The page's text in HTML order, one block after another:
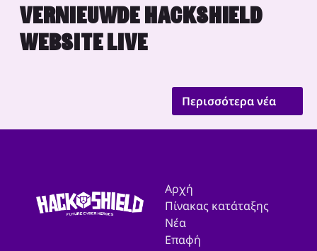
VERNIEUWDE HACKSHIELD
WEBSITE LIVE
Περισσότερα νέα
Αρχή
Πίνακας κατάταξης
Νέα
Επαφή